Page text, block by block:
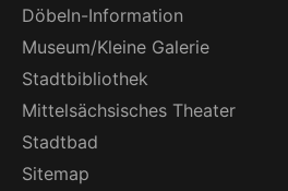
Döbeln-Information
Museum/Kleine Galerie
Stadtbibliothek
Mittelsächsisches Theater
Stadtbad
Sitemap